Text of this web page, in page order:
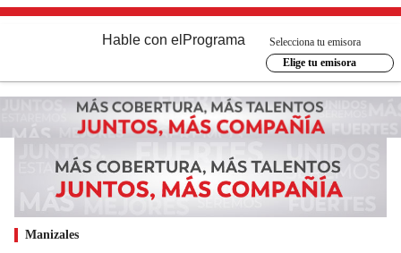
Hable con el Programa
Selecciona tu emisora
Elige tu emisora
Manizales